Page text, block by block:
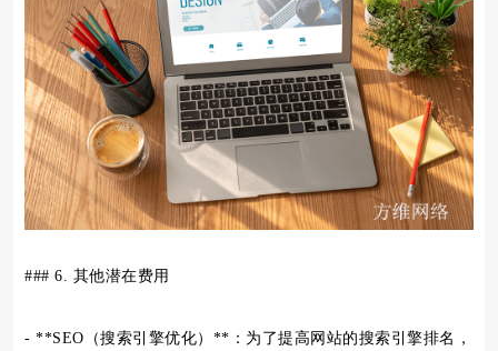
### 6. 其他潜在费用
- **SEO（搜索引擎优化）**：为了提高网站的搜索引擎排名，